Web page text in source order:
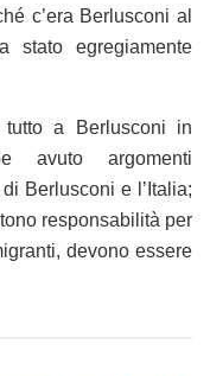
c’era Berlusconi al
stato egregiamente
a Berlusconi in
avuto argomenti
Berlusconi e l’Italia;
responsabilità per
devono essere